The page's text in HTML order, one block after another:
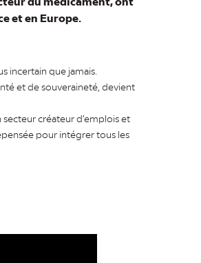
et en Europe.
incertain que jamais.
et de souveraineté, devient
créateur d’emplois et
pour intégrer tous les